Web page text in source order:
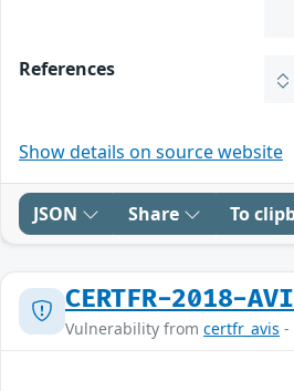
References
Show details on source website
JSON Share To
CERTFR-2018-
Vulnerability from certfr_avis -